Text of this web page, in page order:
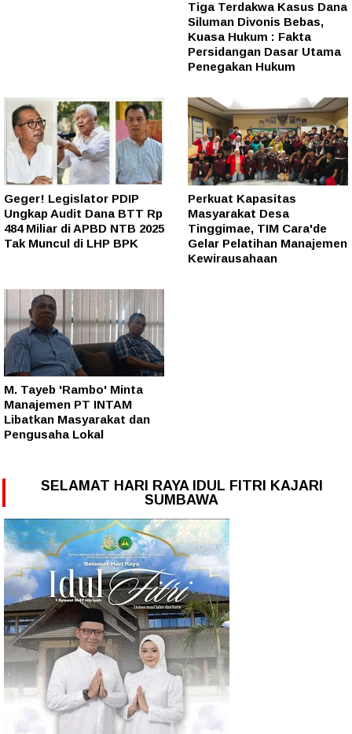
Tiga Terdakwa Kasus Dana
Siluman Divonis Bebas,
Kuasa Hukum : Fakta
Persidangan Dasar Utama
Penegakan Hukum
Geger! Legislator PDIP
Ungkap Audit Dana BTT Rp
484 Miliar di APBD NTB 2025
Tak Muncul di LHP BPK
Perkuat Kapasitas
Masyarakat Desa
Tinggimae, TIM Cara'de
Gelar Pelatihan Manajemen
Kewirausahaan
M. Tayeb 'Rambo' Minta
Manajemen PT INTAM
Libatkan Masyarakat dan
Pengusaha Lokal
SELAMAT HARI RAYA IDUL FITRI KAJARI
SUMBAWA